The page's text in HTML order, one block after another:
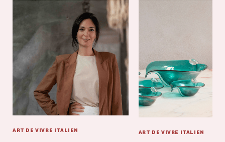
ART DE VIVRE ITALIEN ART DE VIVRE ITALIEN